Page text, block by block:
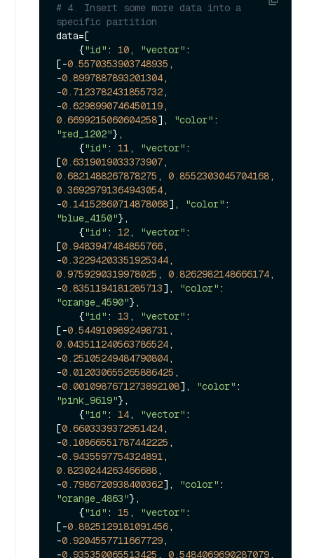
# 4. Insert some more data into a
specific partition
data=[
    {
"id" : 10, "vector" :
[-0.5570353903748935 ,
-0.8997887893201304,
-0.7123782431855732,
-0.6298990746450119
0.6699215060604258], "color"
"red_1202"},
    {
"id" : 11, "vector" :
[0.6319019033373907
0.6821488267878275 , 0.8552303045704168
0.36929791364943054,
-0.14152860714878068], "color"
"blue_4150"},
    {
"id" : 12, "vector" :
[0.9483947484855766,
-0.32294203351925344
0.9759290319978025 , 0.8262982148666174,
-0.8351194181285713], "color"
"orange_4590"},
    {
"id" : 13 , "vector" :
[-0.5449109892498731
0.043511240563786524,
-0.25105249484790804,
-0.012030655265886425 ,
-0.0010987671273892108], "color"
"pink_9619"},
    {
"id" : 14, "vector" :
[0.6603339372951424,
-0.10866551787442225 ,
-0.9435597754324891
0.8230244263466688,
-0.7986720938400362], "color"
"orange_4863"},
    {
"id" : 15 , "vector" :
[-0.8825129181091456,
-0.9204557711667729,
-0.935350065513425 , 0.5484069690287079